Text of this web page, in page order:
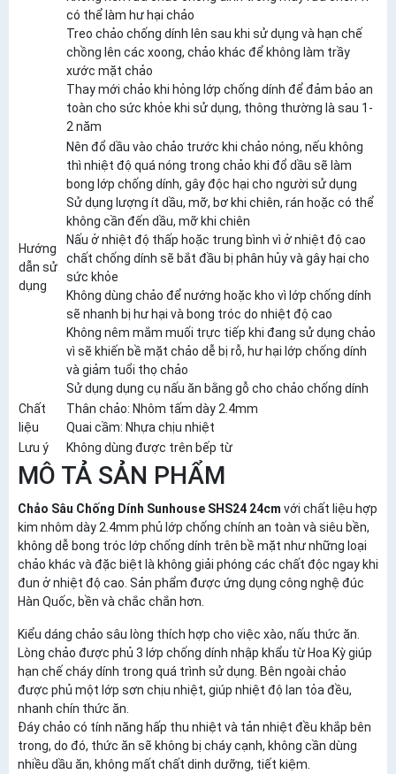
có thể làm hư hại chảo
Treo chảo chống dính lên sau khi sử dụng và hạn chế
chồng lên các xoong, chảo khác để không làm trầy
xước mặt chảo
Thay mới chảo khi hỏng lớp chống dính để đảm bảo an
toàn cho sức khỏe khi sử dụng, thông thường là sau 1-
2 năm
Hướng
dẫn sử
dụng
Nên đổ dầu vào chảo trước khi chảo nóng, nếu không
thì nhiệt độ quá nóng trong chảo khi đổ dầu sẽ làm
bong lớp chống dính, gây độc hại cho người sử dụng
Sử dụng lượng ít dầu, mỡ, bơ khi chiên, rán hoặc có thể
không cần đến dầu, mỡ khi chiên
Nấu ở nhiệt độ thấp hoặc trung bình vì ở nhiệt độ cao
chất chống dính sẽ bắt đầu bị phân hủy và gây hại cho
sức khỏe
Không dùng chảo để nướng hoặc kho vì lớp chống dính
sẽ nhanh bị hư hại và bong tróc do nhiệt độ cao
Không nêm mắm muối trực tiếp khi đang sử dụng chảo
vì sẽ khiến bề mặt chảo dễ bị rỗ, hư hại lớp chống dính
và giảm tuổi thọ chảo
Sử dụng dụng cụ nấu ăn bằng gỗ cho chảo chống dính
Chất
liệu
Thân chảo: Nhôm tấm dày 2.4mm
Quai cầm: Nhựa chịu nhiệt
Lưu ý
Không dùng được trên bếp từ
MÔ TẢ SẢN PHẨM
Chảo Sâu Chống Dính Sunhouse SHS24 24cm với chất liệu hợp
kim nhôm dày 2.4mm phủ lớp chống chính an toàn và siêu bền,
không dễ bong tróc lớp chống dính trên bề mặt như những loại
chảo khác và đặc biệt là không giải phóng các chất độc ngay khi
đun ở nhiệt độ cao. Sản phẩm được ứng dụng công nghệ đúc
Hàn Quốc, bền và chắc chắn hơn.
Kiểu dáng chảo sâu lòng thích hợp cho việc xào, nấu thức ăn.
Lòng chảo được phủ 3 lớp chống dính nhập khẩu từ Hoa Kỳ giúp
hạn chế cháy dính trong quá trình sử dụng. Bên ngoài chảo
được phủ một lớp sơn chịu nhiệt, giúp nhiệt độ lan tỏa đều,
nhanh chín thức ăn.
Đáy chảo có tính năng hấp thu nhiệt và tản nhiệt đều khắp bên
trong, do đó, thức ăn sẽ không bị cháy cạnh, không cần dùng
nhiều dầu ăn, không mất chất dinh dưỡng, tiết kiệm.